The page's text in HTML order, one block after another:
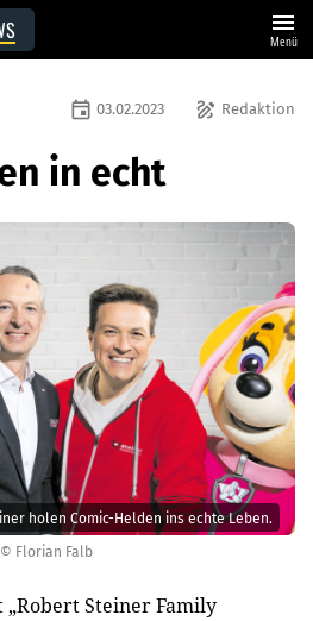
menu
Menü
© Florian Falb
holen Comic-Helden ins echte Leben.
draw Redaktion
event 03.02.2023
in echt
„Robert Steiner Family